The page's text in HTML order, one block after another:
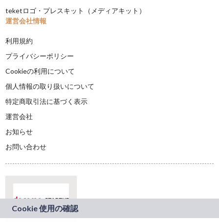
teketロゴ・プレスキット（メディアキット）
運営会社情報
利用規約
プライバシーポリシー
Cookieの利用について
個人情報の取り扱いについて
特定商取引法に基づく表示
運営会社
お知らせ
お問い合わせ